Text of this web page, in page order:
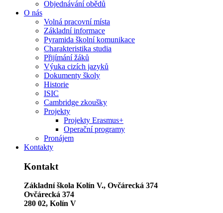
Objednávání obědů
O nás
Volná pracovní místa
Základní informace
Pyramida školní komunikace
Charakteristika studia
Přijímání žáků
Výuka cizích jazyků
Dokumenty školy
Historie
ISIC
Cambridge zkoušky
Projekty
Projekty Erasmus+
Operační programy
Pronájem
Kontakty
Kontakt
Základní škola Kolín V., Ovčárecká 374
Ovčárecká 374
280 02, Kolín V